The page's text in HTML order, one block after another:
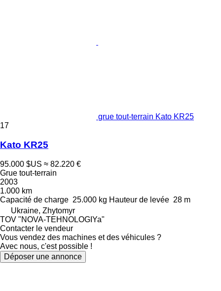
grue tout-terrain Kato KR25
17
Kato KR25
95.000 $US ≈ 82.220 €
Grue tout-terrain
2003
1.000 km
Capacité de charge 25.000 kg Hauteur de levée 28 m
Ukraine, Zhytomyr
TOV "NOVA-TEHNOLOGIYa"
Contacter le vendeur
Vous vendez des machines et des véhicules ?
Avec nous, c'est possible !
Déposer une annonce